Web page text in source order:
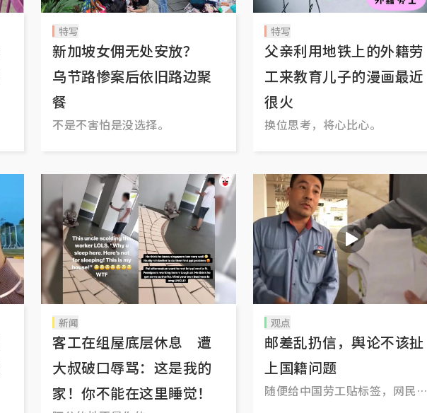
特写
新加坡女佣无处安放？
乌节路惨案后依旧路边聚
餐
不是不害怕是没选择。
特写
父亲利用地铁上的外籍劳
工来教育儿子的漫画最近
很火
换位思考，将心比心。
新闻
客工在组屋底层休息 遭
大叔破口辱骂：这是我的
家！你不能在这里睡觉！
观点
邮差乱扔信，舆论不该扯
上国籍问题
随便给中国劳工贴标签，网民本